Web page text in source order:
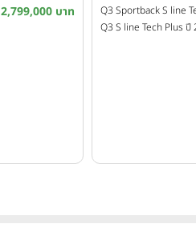
2,799,000 บาท